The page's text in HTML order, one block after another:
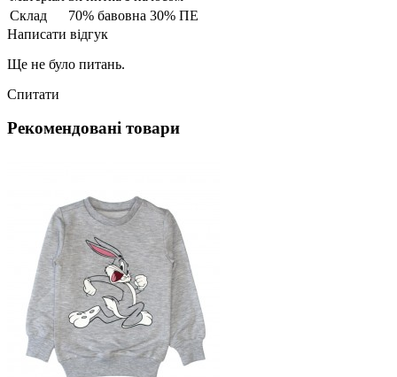
Склад
70% бавовна 30% ПЕ
Написати відгук
Ще не було питань.
Спитати
Рекомендовані товари